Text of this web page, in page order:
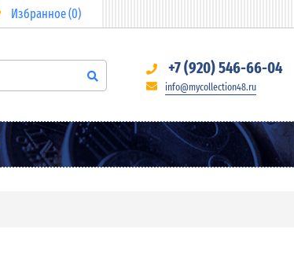
Избранное (0)
+7 (920) 546-66-04
info@mycollection48.ru